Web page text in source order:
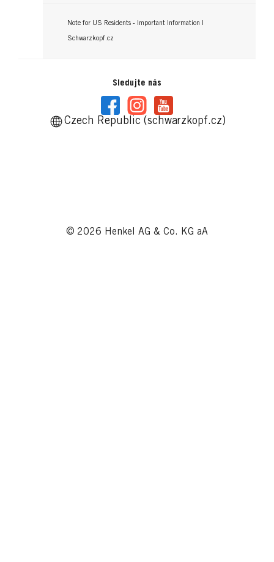
Note for US Residents - Important Information |
Schwarzkopf.cz
Sledujte nás
Czech Republic (schwarzkopf.cz)
© 2026 Henkel AG & Co. KG aA